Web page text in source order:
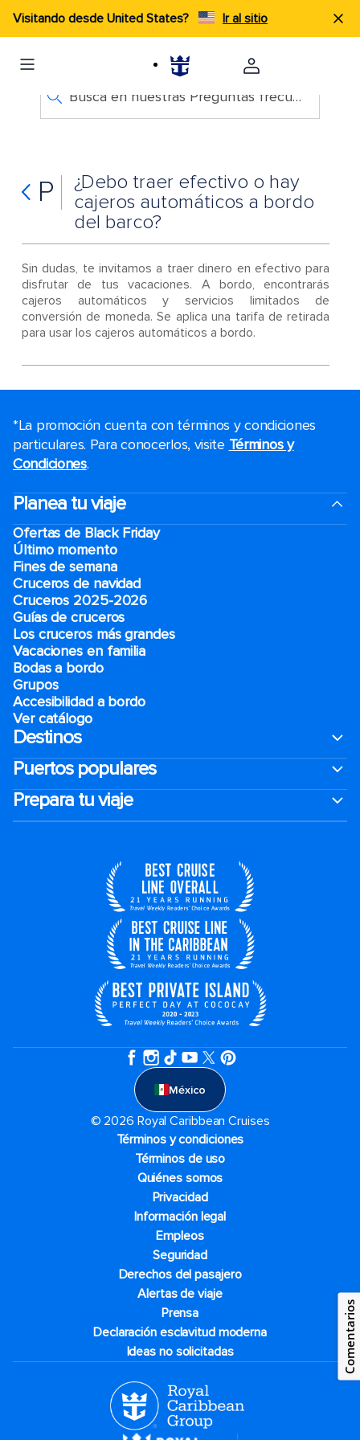
Visitando desde United States? Ir al sitio
Busca en nuestras Preguntas frecuentes
P
¿Debo traer efectivo o hay
cajeros automáticos a bordo
del barco?
Sin dudas, te invitamos a traer dinero en efectivo para
disfrutar de tus vacaciones. A bordo, encontrarás
cajeros automáticos y servicios limitados de
conversión de moneda. Se aplica una tarifa de retirada
para usar los cajeros automáticos a bordo.
*La promoción cuenta con términos y condiciones
particulares. Para conocerlos, visite Términos y
Condiciones.
Planea tu viaje
Ofertas de Black Friday
Último momento
Fines de semana
Cruceros de navidad
Cruceros 2025-2026
Guías de cruceros
Los cruceros más grandes
Vacaciones en familia
Bodas a bordo
Grupos
Accesibilidad a bordo
Ver catálogo
Destinos
Puertos populares
Prepara tu viaje
México
© 2026 Royal Caribbean Cruises
Términos y condiciones
Términos de uso
Quiénes somos
Privacidad
Información legal
Empleos
Seguridad
Derechos del pasajero
Alertas de viaje
Prensa
Declaración esclavitud moderna
Ideas no solicitadas
Comentarios